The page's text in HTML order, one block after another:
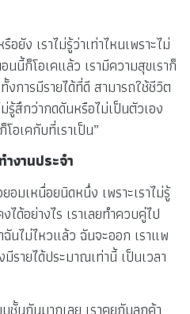
ยัง เราไม่รู้ว่าเท่าไหนเพราะไม่
นนี้ก็โอเคแล้ว เรามีความสุขเราก็
งการมีรายได้ที่ดี สามารถใช้ชีวิต
รู้สึกว่ากดดันหรือไม่เป็นตัวเอง
อเคกับที่เราเป็น”
งานประจำ
อมเหนื่อยนิดหนึ่ง เพราะเราไม่รู้
ด้อย่างไร เราเลยทำควบคู่ไป
นไม่ไหวแล้ว ฉันจะออก เราแพ
ายได้ประมาณเท่านี้ เป็นเวลา
ชั้นกันมากเลย เราคุยกับลูกค้า